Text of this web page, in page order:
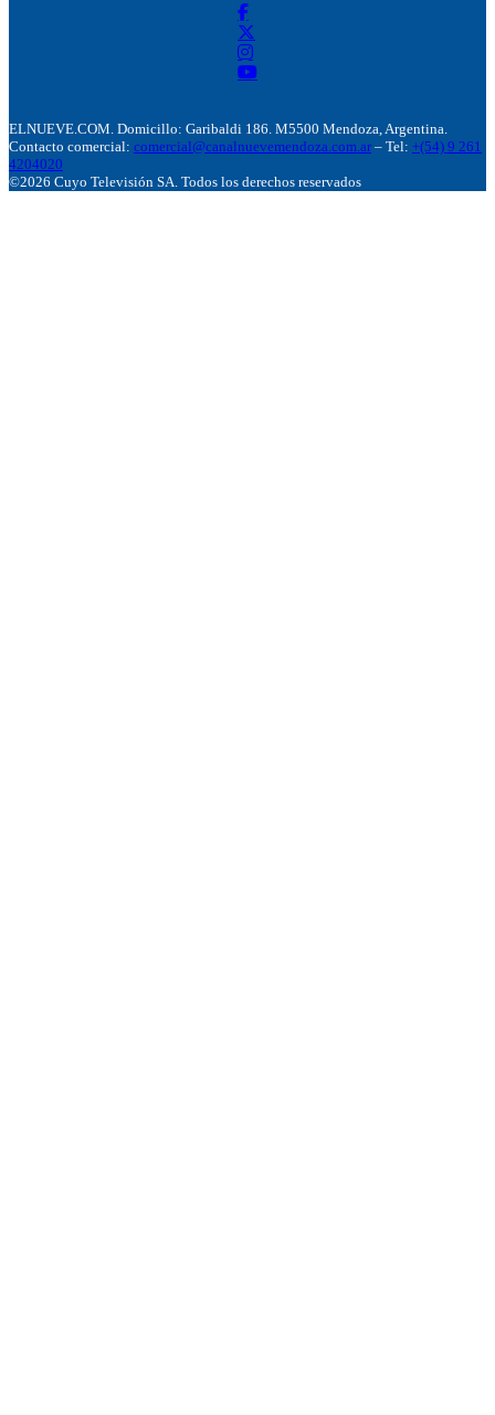
ELNUEVE.COM. Domicillo: Garibaldi 186. M5500 Mendoza, Argentina.
Contacto comercial: comercial@canalnuevemendoza.com.ar – Tel: +(54) 9 261
4204020
©2026 Cuyo Televisión SA. Todos los derechos reservados